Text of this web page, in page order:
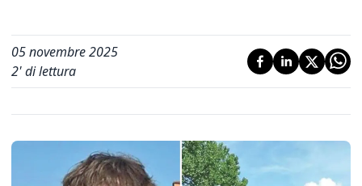
05 novembre 2025
2' di lettura